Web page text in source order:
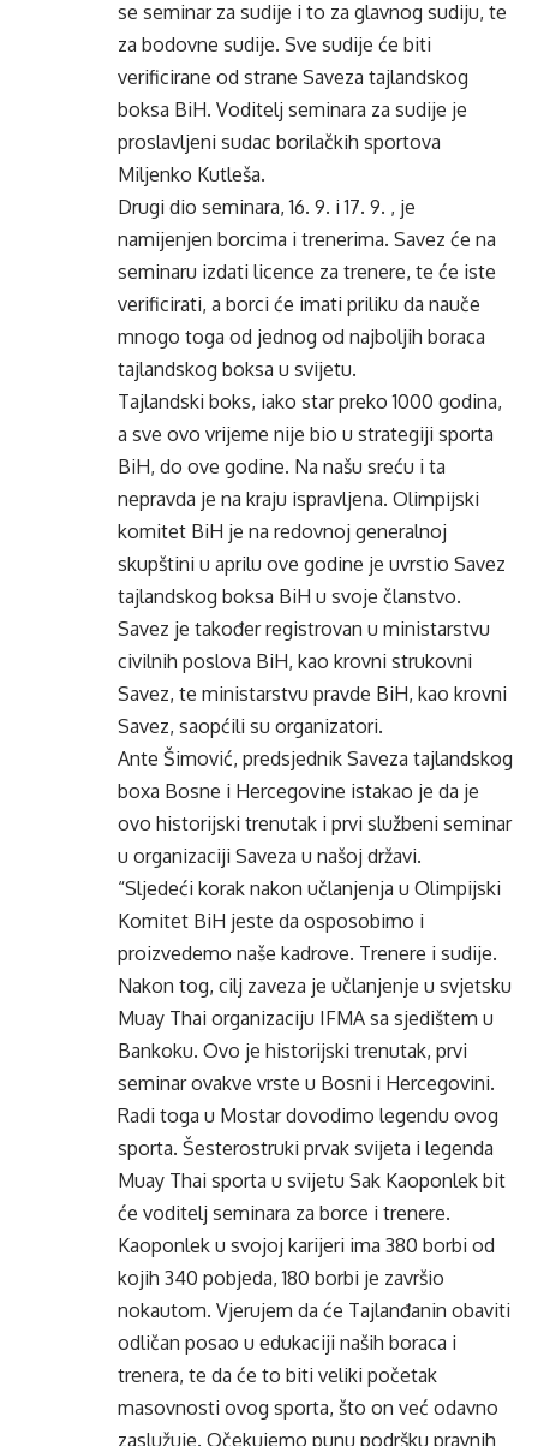
se seminar za sudije i to za glavnog sudiju, te
za bodovne sudije. Sve sudije će biti
verificirane od strane Saveza tajlandskog
boksa BiH. Voditelj seminara za sudije je
proslavljeni sudac borilačkih sportova
Miljenko Kutleša.
Drugi dio seminara, 16. 9. i 17. 9. , je
namijenjen borcima i trenerima. Savez će na
seminaru izdati licence za trenere, te će iste
verificirati, a borci će imati priliku da nauče
mnogo toga od jednog od najboljih boraca
tajlandskog boksa u svijetu.
Tajlandski boks, iako star preko 1000 godina,
a sve ovo vrijeme nije bio u strategiji sporta
BiH, do ove godine. Na našu sreću i ta
nepravda je na kraju ispravljena. Olimpijski
komitet BiH je na redovnoj generalnoj
skupštini u aprilu ove godine je uvrstio Savez
tajlandskog boksa BiH u svoje članstvo.
Savez je također registrovan u ministarstvu
civilnih poslova BiH, kao krovni strukovni
Savez, te ministarstvu pravde BiH, kao krovni
Savez, saopćili su organizatori.
Ante Šimović, predsjednik Saveza tajlandskog
boxa Bosne i Hercegovine istakao je da je
ovo historijski trenutak i prvi službeni seminar
u organizaciji Saveza u našoj državi.
“Sljedeći korak nakon učlanjenja u Olimpijski
Komitet BiH jeste da osposobimo i
proizvedemo naše kadrove. Trenere i sudije.
Nakon tog, cilj zaveza je učlanjenje u svjetsku
Muay Thai organizaciju IFMA sa sjedištem u
Bankoku. Ovo je historijski trenutak, prvi
seminar ovakve vrste u Bosni i Hercegovini.
Radi toga u Mostar dovodimo legendu ovog
sporta. Šesterostruki prvak svijeta i legenda
Muay Thai sporta u svijetu Sak Kaoponlek bit
će voditelj seminara za borce i trenere.
Kaoponlek u svojoj karijeri ima 380 borbi od
kojih 340 pobjeda, 180 borbi je završio
nokautom. Vjerujem da će Tajlanđanin obaviti
odličan posao u edukaciji naših boraca i
trenera, te da će to biti veliki početak
masovnosti ovog sporta, što on već odavno
zaslužuje. Očekujemo punu podršku pravnih